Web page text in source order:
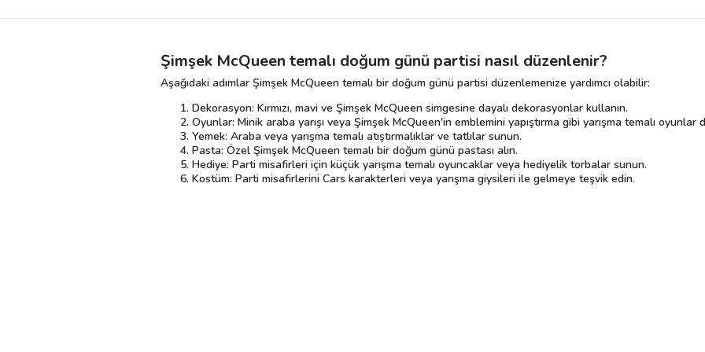
Şimşek McQueen temalı doğum günü partisi nasıl düzenlenir?
Aşağıdaki adımlar Şimşek McQueen temalı bir doğum günü partisi düzenlemenize yardımcı olabilir:
Dekorasyon: Kırmızı, mavi ve Şimşek McQueen simgesine dayalı dekorasyonlar kullanın.
Oyunlar: Minik araba yarışı veya Şimşek McQueen'in emblemini yapıştırma gibi yarışma temalı oyunlar
Yemek: Araba veya yarışma temalı atıştırmalıklar ve tatlılar sunun.
Pasta: Özel Şimşek McQueen temalı bir doğum günü pastası alın.
Hediye: Parti misafirleri için küçük yarışma temalı oyuncaklar veya hediyelik torbalar sunun.
Kostüm: Parti misafirlerini Cars karakterleri veya yarışma giysileri ile gelmeye teşvik edin.